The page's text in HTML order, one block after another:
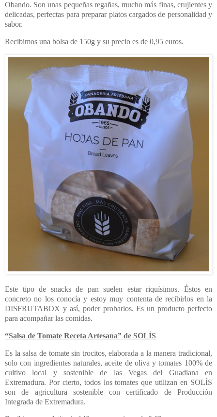
Obando. Son unas pequeñas regañas, mucho más finas, crujientes y
delicadas, perfectas para preparar platos cargados de personalidad y
sabor.
Recibimos una bolsa de 150g y su precio es de 0,95 euros.
Este tipo de snacks de pan suelen estar riquísimos. Éstos en
concreto no los conocía y estoy muy contenta de recibirlos en la
DISFRUTABOX y así, poder probarlos. Es un producto perfecto
para acompañar las comidas.
“Salsa de Tomate Receta Artesana” de SOLÍS
Es la salsa de tomate sin trocitos, elaborada a la manera tradicional,
solo con ingredientes naturales, aceite de oliva y tomates 100% de
cultivo local y sostenible de las Vegas del Guadiana en
Extremadura. Por cierto, todos los tomates que utilizan en SOLÍS
son de agricultura sostenible con certificado de Producción
Integrada de Extremadura.